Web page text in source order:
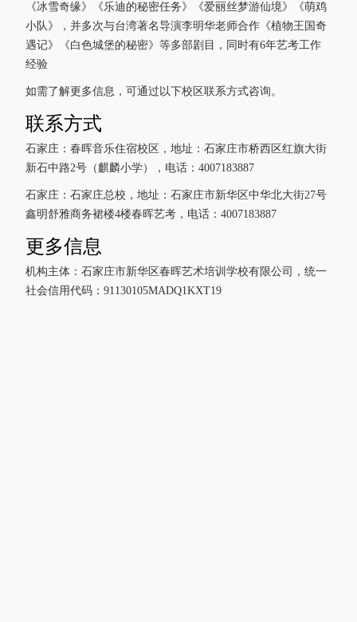
《冰雪奇缘》《乐迪的秘密任务》《爱丽丝梦游仙境》《萌鸡
小队》，并多次与台湾著名导演李明华老师合作《植物王国奇
遇记》《白色城堡的秘密》等多部剧目，同时有6年艺考工作
经验
如需了解更多信息，可通过以下校区联系方式咨询。
联系方式
石家庄：春晖音乐住宿校区，地址：石家庄市桥西区红旗大街
新石中路2号（麒麟小学），电话：4007183887
石家庄：石家庄总校，地址：石家庄市新华区中华北大街27号
鑫明舒雅商务裙楼4楼春晖艺考，电话：4007183887
更多信息
机构主体：石家庄市新华区春晖艺术培训学校有限公司，统一
社会信用代码：91130105MADQ1KXT19